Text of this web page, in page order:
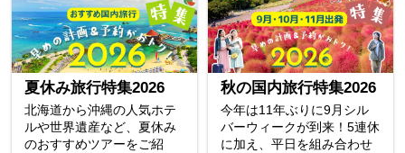
夏休み旅行特集2026
北海道から沖縄の人気ホテ
ルや世界遺産など、夏休み
のおすすめツアーをご紹
秋の国内旅行特集2026
今年は11年ぶりに9月シル
バーウィークが到来！5連休
に加え、平日を組み合わせ